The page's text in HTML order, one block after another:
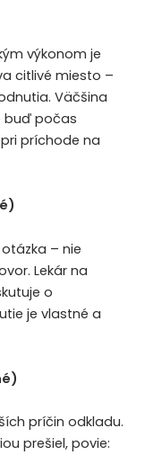
výkonom je
citlivé miesto –
Väčšina
buď počas
príchode na
– nie
Lekár na
o
je vlastné a
príčin odkladu.
prešiel, povie: